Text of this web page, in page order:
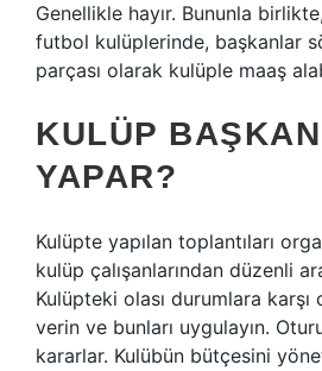
Genellikle hayır. Bununla
futbol kulüplerinde, başkanlar
parçası olarak kulüple maaş
KULÜP
YAPAR?
Kulüpte yapılan toplantıları
kulüp çalışanlarından düzenli
Kulüpteki olası durumlara
verin ve bunları uygulayın.
kararlar. Kulübün bütçesini